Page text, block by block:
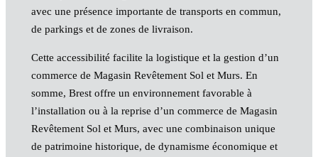
avec une présence importante de transports en commun,
de parkings et de zones de livraison.
Cette accessibilité facilite la logistique et la gestion d’un
commerce de Magasin Revêtement Sol et Murs. En
somme, Brest offre un environnement favorable à
l’installation ou à la reprise d’un commerce de Magasin
Revêtement Sol et Murs, avec une combinaison unique
de patrimoine historique, de dynamisme économique et